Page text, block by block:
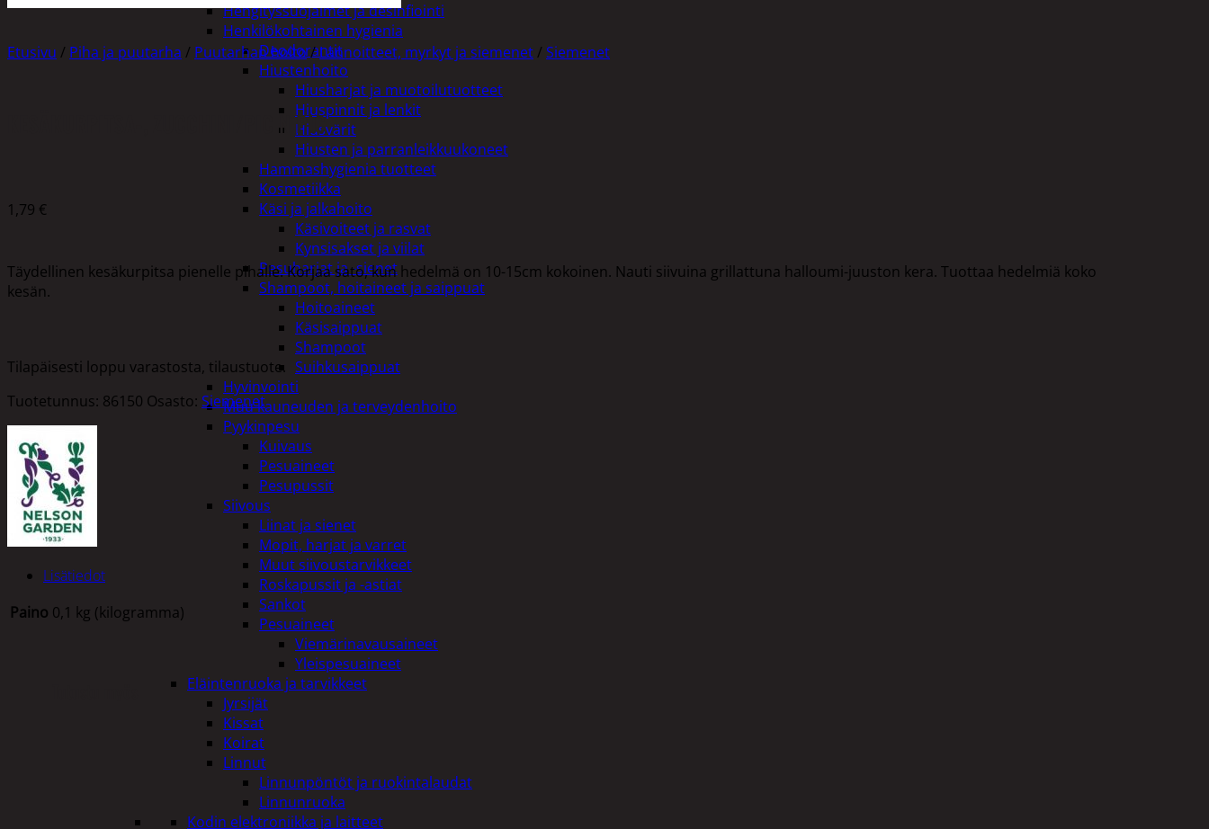
Hengityssuojaimet ja desinfiointi
Henkilökohtainen hygienia
Deodorantit
Hiustenhoito
Hiusharjat ja muotoilutuotteet
Hiuspinnit ja lenkit
Hiusvärit
Hiusten ja parranleikkuukoneet
Hammashygienia tuotteet
Kosmetiikka
Käsi ja jalkahoito
Käsivoiteet ja rasvat
Kynsisakset ja viilat
Pesuharjat ja -sienet
Shampoot, hoitaineet ja saippuat
Hoitoaineet
Käsisaippuat
Shampoot
Suihkusaippuat
Hyvinvointi
Muu kauneuden ja terveydenhoito
Pyykinpesu
Kuivaus
Pesuaineet
Pesupussit
Siivous
Liinat ja sienet
Mopit, harjat ja varret
Muut siivoustarvikkeet
Roskapussit ja -astiat
Sankot
Pesuaineet
Viemärinavausaineet
Yleispesuaineet
Eläintenruoka ja tarvikkeet
Jyrsijät
Kissat
Koirat
Linnut
Linnunpöntöt ja ruokintalaudat
Linnunruoka
Kodin elektroniikka ja laitteet
Etusivu / Piha ja puutarha / Puutarhan hoito/Lannoitteet, myrkyt ja siemenet / Siemenet
KESÄKURPITSA-, ZUCCHINI/PIC N PIC
1,79 €
Täydellinen kesäkurpitsa pienelle pihalle. Korjaa sato, kun hedelmä on 10-15cm kokoinen. Nauti siivuina grillattuna halloumi-juuston kera. Tuottaa hedelmiä koko
kesän.
Tilapäisesti loppu varastosta, tilaustuote.
Tuotetunnus: 86150 Osasto: Siemenet
Lisätiedot
Paino 0,1 kg (kilogramma)